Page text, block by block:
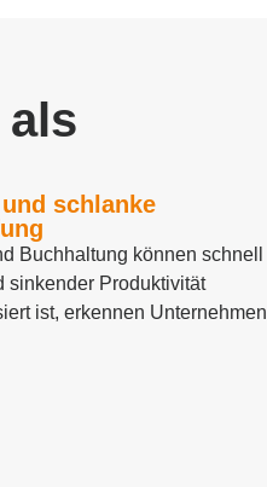
als
schlanke
Buchhaltung können schnell
sinkender Produktivität
ist, erkennen Unternehmen